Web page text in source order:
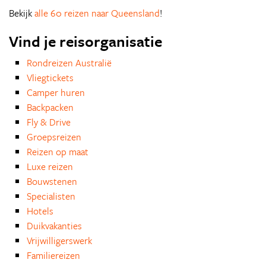
Bekijkalle 60 reizen naar Queensland!
Vind je reisorganisatie
Rondreizen Australië
Vliegtickets
Camper huren
Backpacken
Fly & Drive
Groepsreizen
Reizen op maat
Luxe reizen
Bouwstenen
Specialisten
Hotels
Duikvakanties
Vrijwilligerswerk
Familiereizen